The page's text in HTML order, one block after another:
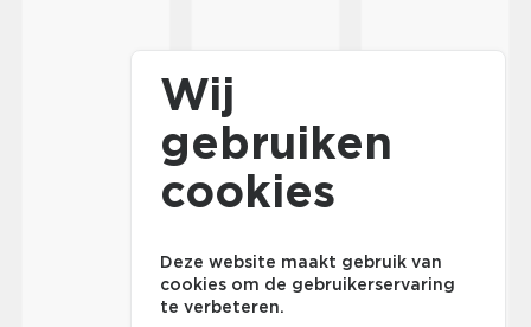
Wij
gebruiken
cookies
Deze website maakt gebruik van
cookies om de gebruikerservaring
te verbeteren.